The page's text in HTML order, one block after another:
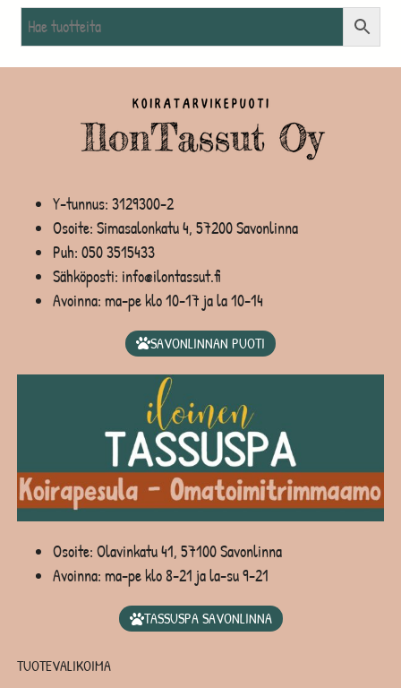
Y-tunnus: 3129300-2
Osoite: Simasalonkatu 4, 57200 Savonlinna
Puh: 050 3515433
Sähköposti: info@ilontassut.fi
Avoinna: ma-pe klo 10-17 ja la 10-14
SAVONLINNAN PUOTI
Osoite: Olavinkatu 41, 57100 Savonlinna
Avoinna: ma-pe klo 8-21 ja la-su 9-21
TASSUSPA SAVONLINNA
TUOTEVALIKOIMA